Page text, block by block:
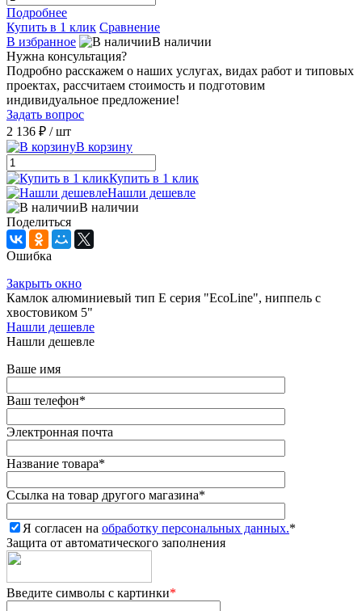
Подробнее
Купить в 1 клик Сравнение
В избранное
В наличии
Нужна консультация?
Подробно расскажем о наших услугах, видах работ и типовых
проектах, рассчитаем стоимость и подготовим
индивидуальное предложение!
Задать вопрос
2 136 ₽ / шт
В корзину
Купить в 1 клик
Нашли дешевле
В наличии
Поделиться
Ошибка
Закрыть окно
Камлок алюминиевый тип E серия "EcoLine", ниппель с
хвостовиком 5"
Нашли дешевле
Нашли дешевле
Ваше имя
Ваш телефон*
Электронная почта
Название товара*
Ссылка на товар другого магазина*
Я согласен на обработку персональных данных.*
Защита от автоматического заполнения
Введите символы с картинки*